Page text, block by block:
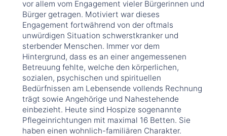
vor allem vom Engagement vieler Bürgerinnen und
Bürger getragen. Motiviert war dieses
Engagement fortwährend von der oftmals
unwürdigen Situation schwerstkranker und
sterbender Menschen. Immer vor dem
Hintergrund, dass es an einer angemessenen
Betreuung fehlte, welche den körperlichen,
sozialen, psychischen und spirituellen
Bedürfnissen am Lebensende vollends Rechnung
trägt sowie Angehörige und Nahestehende
einbezieht. Heute sind Hospize sogenannte
Pflegeinrichtungen mit maximal 16 Betten. Sie
haben einen wohnlich-familiären Charakter.